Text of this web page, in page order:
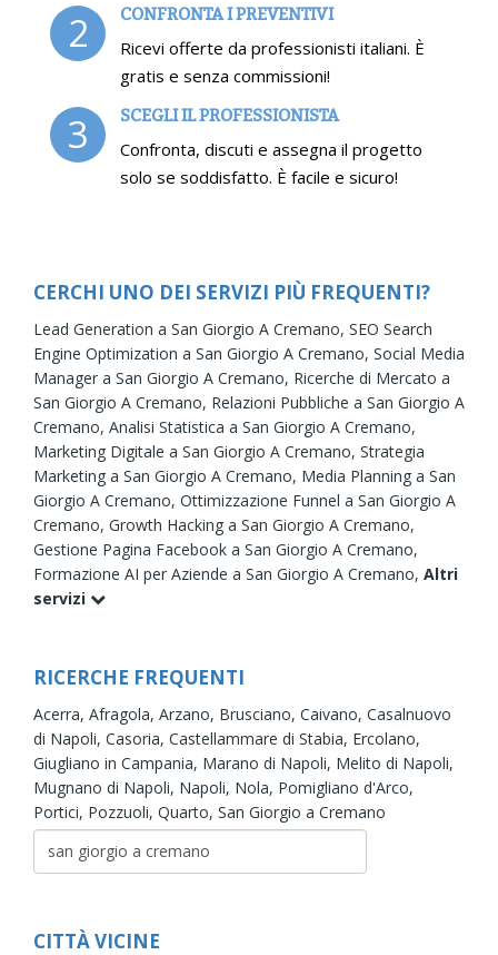
2 CONFRONTA I PREVENTIVI
Ricevi offerte da professionisti italiani. È
gratis e senza commissioni!
3 SCEGLI IL PROFESSIONISTA
Confronta, discuti e assegna il progetto
solo se soddisfatto. È facile e sicuro!
CERCHI UNO DEI SERVIZI PIÙ FREQUENTI?
Lead Generation a San Giorgio A Cremano, SEO Search
Engine Optimization a San Giorgio A Cremano, Social Media
Manager a San Giorgio A Cremano, Ricerche di Mercato a
San Giorgio A Cremano, Relazioni Pubbliche a San Giorgio A
Cremano, Analisi Statistica a San Giorgio A Cremano,
Marketing Digitale a San Giorgio A Cremano, Strategia
Marketing a San Giorgio A Cremano, Media Planning a San
Giorgio A Cremano, Ottimizzazione Funnel a San Giorgio A
Cremano, Growth Hacking a San Giorgio A Cremano,
Gestione Pagina Facebook a San Giorgio A Cremano,
Formazione AI per Aziende a San Giorgio A Cremano, Altri
servizi
RICERCHE FREQUENTI
Acerra, Afragola, Arzano, Brusciano, Caivano, Casalnuovo
di Napoli, Casoria, Castellammare di Stabia, Ercolano,
Giugliano in Campania, Marano di Napoli, Melito di Napoli,
Mugnano di Napoli, Napoli, Nola, Pomigliano d'Arco,
Portici, Pozzuoli, Quarto, San Giorgio a Cremano
CITTÀ VICINE